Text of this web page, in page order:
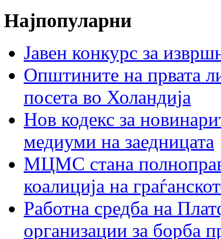
Најпопуларни
Јавен конкурс за
Општините на првата
посета во Холандија
Нов кодекс за
медиуми на заедницата
МЦМС стана
коалиција на
Работна средба на
организации за борба